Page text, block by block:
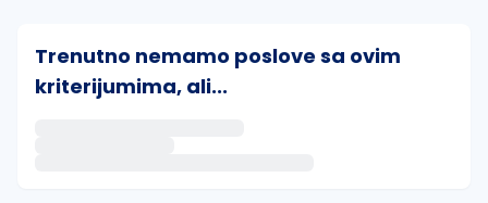
Trenutno nemamo poslove sa ovim
kriterijumima, ali...